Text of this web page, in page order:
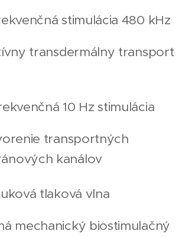
stimulácia 480 kHz
transdermálny transport
10 Hz stimulácia
transportných
kanálov
tlaková vlna
mechanický biostimulačný